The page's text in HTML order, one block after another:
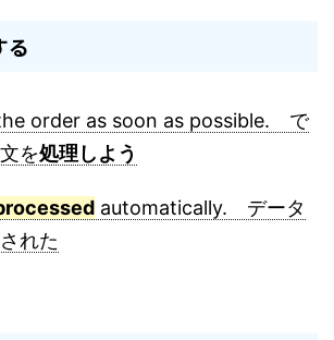
る
order as soon as possible. で
を処理しよう
automatically. データ
れた